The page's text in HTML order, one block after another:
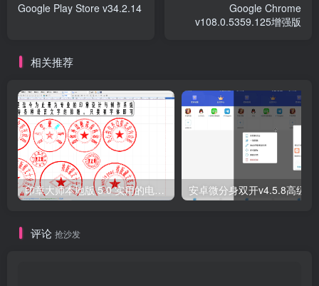
Google Play Store v34.2.14
Google Chrome
v108.0.5359.125增强版
相关推荐
印章大师本地版 5.0 实用的电子印章软件！ 安卓微分身双开v4.5.8高级版
评论 抢沙发